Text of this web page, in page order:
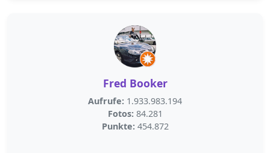
Fred Booker
Aufrufe: 1.933.983.194
Fotos: 84.281
Punkte: 454.872